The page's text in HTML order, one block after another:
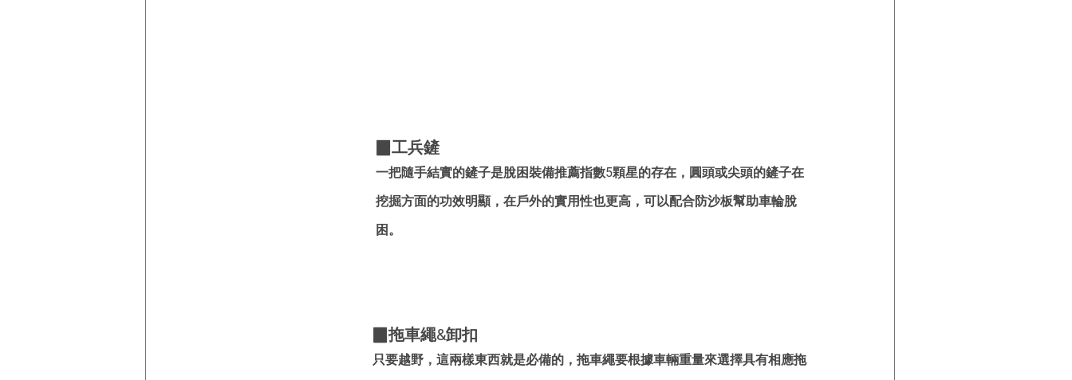
▉工兵鏟
一把隨手結實的鏟子是脫困裝備推薦指數5顆星的存在，圓頭或尖頭的鏟子在
挖掘方面的功效明顯，在戶外的實用性也更高，可以配合防沙板幫助車輪脫
困。
▉拖車繩&卸扣
只要越野，這兩樣東西就是必備的，拖車繩要根據車輛重量來選擇具有相應拖